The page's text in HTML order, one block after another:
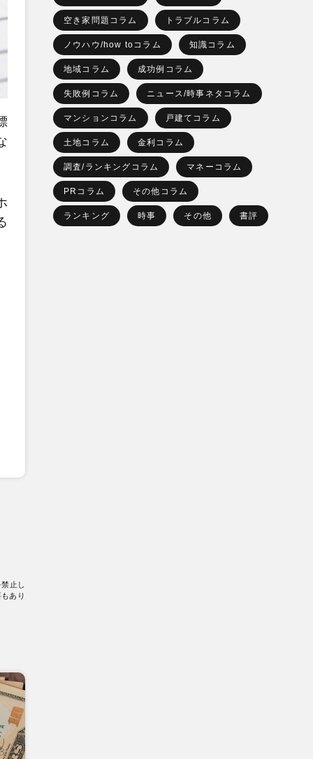
止し
あり
空き家問題コラム トラブルコラム
ノウハウ/how toコラム 知識コラム
地域コラム 成功例コラム
失敗例コラム ニュース/時事ネタコラム
マンションコラム 戸建てコラム
土地コラム 金利コラム
調査/ランキングコラム マネーコラム
PRコラム その他コラム
ランキング 時事 その他 書評